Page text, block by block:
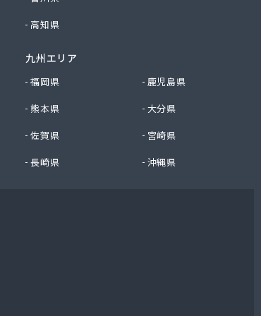
高知県
九州エリア
福岡県
鹿児島県
熊本県
大分県
佐賀県
宮崎県
長崎県
沖縄県